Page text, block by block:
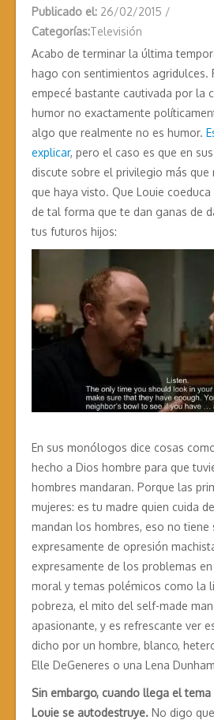
Publicado el: 26/02/2015 /
Categorías:Televisión
Acabo de terminar la última
hago con sentimientos agridulces.
empecé bastante cautivada por la
humor no exactamente
algo que realmente no es humor.
explicar, pero el caso es que en
discute sobre el privilegio más
que haya visto. Que Louie coeduca
de tal forma que te dan ganas de
tus futuros hijos:
En sus monólogos dice cosas
hecho a Dios hombre para que
hombres mandaran. Porque las
mujeres: es tu madre quien cuida
mandan los hombres, eso no tiene
expresamente de opresión
expresamente de los problemas en
moral y temas polémicos como la
pobreza, el mito del self-made
apasionante, y es refrescante ver
dicho por un hombre, blanco,
Elle DeGeneres o una Lena
Sin embargo, cuando llega el
Louie se autodestruye. No digo